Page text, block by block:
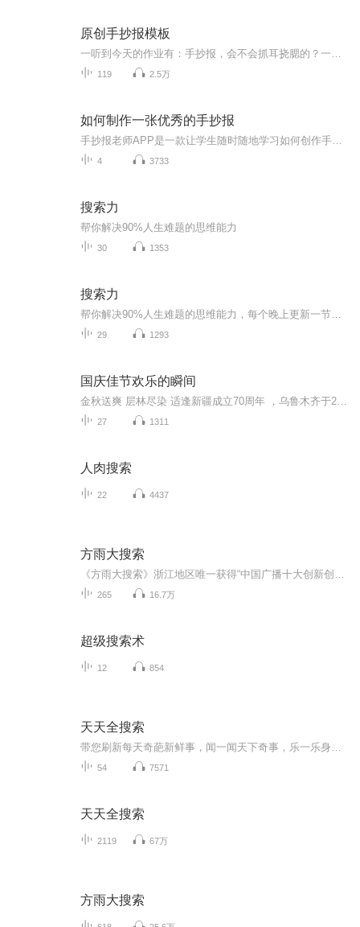
原创手抄报模板
119 2.5万
如何制作一张优秀的手抄报
4 3733
搜索力
帮你解决90%人生难题的思维能力
30 1353
搜索力
29 1293
国庆佳节欢乐的瞬间
27 1311
人肉搜索
22 4437
方雨大搜索
265 16.7万
超级搜索术
12 854
天天全搜索
54 7571
天天全搜索
2119 67万
方雨大搜索